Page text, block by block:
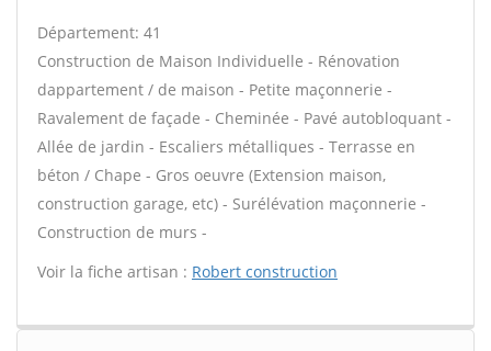
Département: 41
Construction de Maison Individuelle - Rénovation
dappartement / de maison - Petite maçonnerie -
Ravalement de façade - Cheminée - Pavé autobloquant -
Allée de jardin - Escaliers métalliques - Terrasse en
béton / Chape - Gros oeuvre (Extension maison,
construction garage, etc) - Surélévation maçonnerie -
Construction de murs -
Voir la fiche artisan : Robert construction